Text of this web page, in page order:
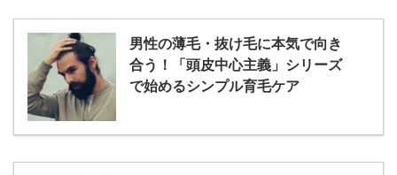
男性の薄毛・抜け毛に本気で向き
合う！「頭皮中心主義」シリーズ
で始めるシンプル育毛ケア